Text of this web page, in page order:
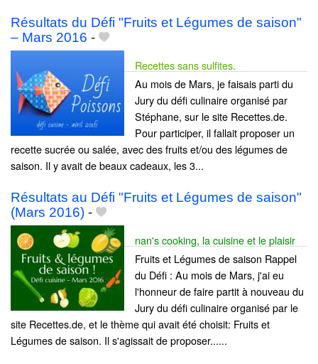
Résultats du Défi "Fruits et Légumes de saison"
– Mars 2016 -
Recettes sans sulfites.
Au mois de Mars, je faisais parti du
Jury du défi culinaire organisé par
Stéphane, sur le site Recettes.de.
Pour participer, il fallait proposer un
recette sucrée ou salée, avec des fruits et/ou des légumes de
saison. Il y avait de beaux cadeaux, les 3...
Résultats au Défi "Fruits et Légumes de saison"
(Mars 2016) -
nan's cooking, la cuisine et le plaisir
Fruits et Légumes de saison Rappel
du Défi : Au mois de Mars, j'ai eu
l'honneur de faire partit à nouveau du
Jury du défi culinaire organisé par le
site Recettes.de, et le thème qui avait été choisit: Fruits et
Légumes de saison. Il s'agissait de proposer......